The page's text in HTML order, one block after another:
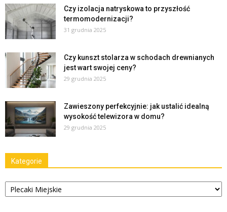
Czy izolacja natryskowa to przyszłość
termomodernizacji?
31 grudnia 2025
Czy kunszt stolarza w schodach drewnianych
jest wart swojej ceny?
29 grudnia 2025
Zawieszony perfekcyjnie: jak ustalić idealną
wysokość telewizora w domu?
29 grudnia 2025
Kategorie
Kategorie